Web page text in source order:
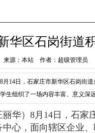
华区石岗街道
来源：本站 作者：超级管理员
14日，石家庄市新华区石岗街
生组织了一场内容丰富、意义
华）8月14日，石家
心，面向辖区企业